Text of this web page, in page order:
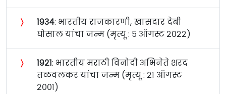
〉 १९३४: भारतीय राजकारणी, खासदार देबी
घोसाल यांचा जन्म (मृत्यू : ५ ऑगस्ट २०२२)
〉 १९२१: भारतीय मराठी विनोदी अभिनेते शरद
तळवलकर यांचा जन्म (मृत्यू : २१ ऑगस्ट
२००१)